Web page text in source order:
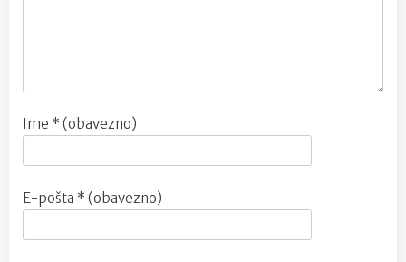
Ime * (obavezno)
E-pošta * (obavezno)